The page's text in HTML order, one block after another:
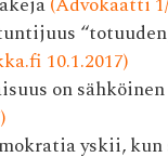
10.1.2017)
on
yskii, kun